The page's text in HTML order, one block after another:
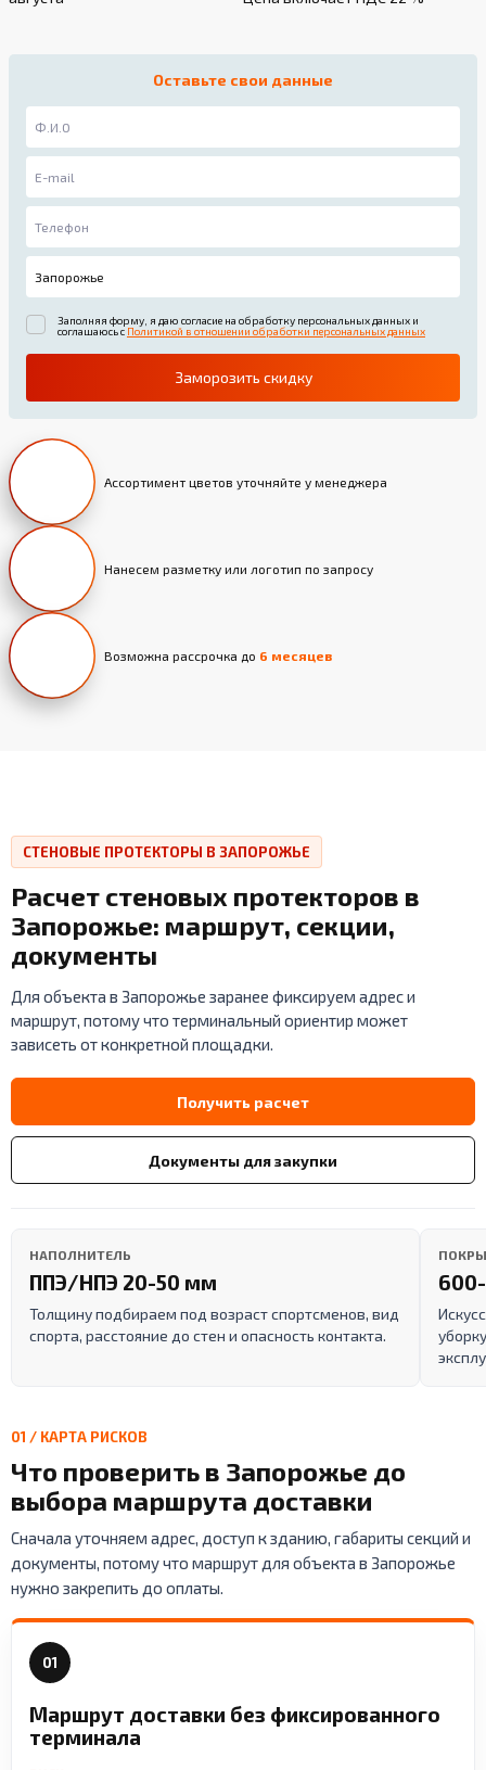
Оставьте свои данные
Заполняя форму, я даю согласие на обработку персональных данных и
соглашаюсь с Политикой в отношении обработки персональных данных
Заморозить скидку
Ассортимент цветов уточняйте у менеджера
Нанесем разметку или логотип по запросу
Возможна рассрочка до 6 месяцев
СТЕНОВЫЕ ПРОТЕКТОРЫ В ЗАПОРОЖЬЕ
Расчет стеновых протекторов в
Запорожье: маршрут, секции,
документы
Для объекта в Запорожье заранее фиксируем адрес и
маршрут, потому что терминальный ориентир может
зависеть от конкретной площадки.
Получить расчет
Документы для закупки
НАПОЛНИТЕЛЬ
ППЭ/НПЭ 20-50 мм
Толщину подбираем под возраст спортсменов, вид
спорта, расстояние до стен и опасность контакта.
01 / КАРТА РИСКОВ
Что проверить в Запорожье до
выбора маршрута доставки
Сначала уточняем адрес, доступ к зданию, габариты секций и
документы, потому что маршрут для объекта в Запорожье
нужно закрепить до оплаты.
01
Маршрут доставки без фиксированного
терминала